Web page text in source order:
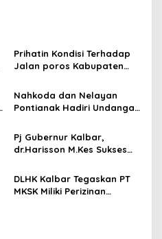
Prihatin Kondisi Terhadap
Jalan poros Kabupaten
kelindang Desa sungai
Raya Bergotong Royong
Nahkoda dan Nelayan
Pontianak Hadiri Undangan
dan Perikanan Provinsi
Kalbar
Pj Gubernur Kalbar,
dr.Harisson M.Kes Sukses
Pimpinan Nasional
(Rapimnas) Pro Garda
DLHK Kalbar Tegaskan PT
MKSK Miliki Perizinan